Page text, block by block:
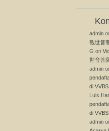
admin
觀世音
G on
世音菩
admin
di VVBS
Luis
di VVBS
admin